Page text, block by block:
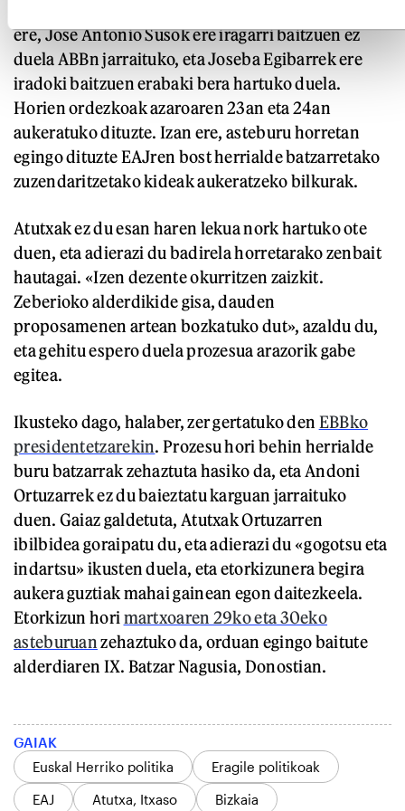
ere, Jose Antonio Susok ere iragarri baitzuen ez
duela ABBn jarraituko, eta Joseba Egibarrek ere
iradoki baitzuen erabaki bera hartuko duela.
Horien ordezkoak azaroaren 23an eta 24an
aukeratuko dituzte. Izan ere, asteburu horretan
egingo dituzte EAJren bost herrialde batzarretako
zuzendaritzetako kideak aukeratzeko bilkurak.
Atutxak ez du esan haren lekua nork hartuko ote
duen, eta adierazi du badirela horretarako zenbait
hautagai. «Izen dezente okurritzen zaizkit.
Zeberioko alderdikide gisa, dauden
proposamenen artean bozkatuko dut», azaldu du,
eta gehitu espero duela prozesua arazorik gabe
egitea.
Ikusteko dago, halaber, zer gertatuko den EBBko
presidentetzarekin. Prozesu hori behin herrialde
buru batzarrak zehaztuta hasiko da, eta Andoni
Ortuzarrek ez du baieztatu karguan jarraituko
duen. Gaiaz galdetuta, Atutxak Ortuzarren
ibilbidea goraipatu du, eta adierazi du «gogotsu eta
indartsu» ikusten duela, eta etorkizunera begira
aukera guztiak mahai gainean egon daitezkeela.
Etorkizun hori martxoaren 29ko eta 30eko
asteburuanzehaztuko da, orduan egingo baitute
alderdiaren IX. Batzar Nagusia, Donostian.
GAIAK
Euskal Herriko politika
Eragile politikoak
EAJ
Atutxa, Itxaso Bizkaia